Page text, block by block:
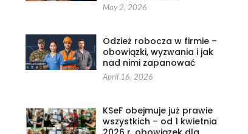
May 2, 2026
Odzież robocza w firmie –
obowiązki, wyzwania i jak
nad nimi zapanować
April 16, 2026
KSeF obejmuje już prawie
wszystkich – od 1 kwietnia